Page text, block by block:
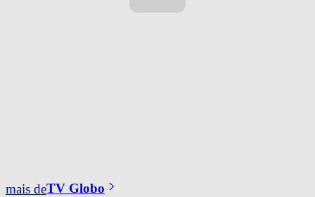
mais deTV Globo